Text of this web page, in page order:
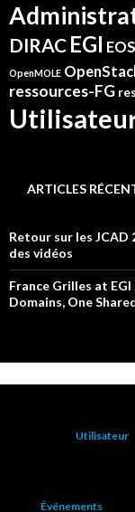
DIRAC EGI
OpenMOLE
ressources-FG
ARTICLES
Retour sur les
des vidéos
France Grilles at
Domains, One
Utilisateur
Événements